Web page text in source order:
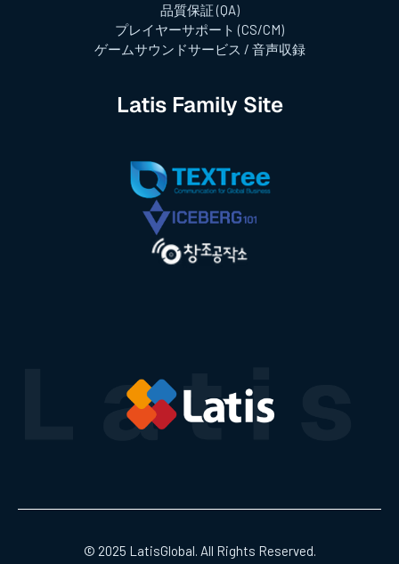
品質保証 (QA)
プレイヤーサポート (CS/CM)
ゲームサウンドサービス / 音声収録
Latis Family Site
© 2025 LatisGlobal. All Rights Reserved.